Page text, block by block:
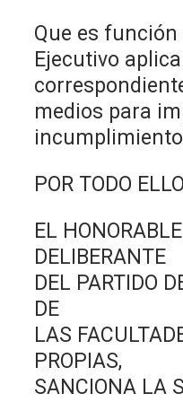
Que es
Ejecutivo
medios para
POR TODO
EL
DELIBERANTE
DEL PARTIDO
DE
LAS
PROPIAS,
SANCIONA LA